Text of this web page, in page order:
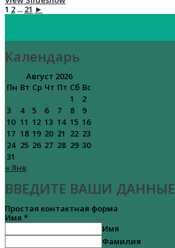
1 2 ... 21 ►
Календарь
Август 2026
Пн Вт Ср Чт Пт Сб Вс
1
2
3
4 5 6 7 8
9
10 11 12 13 14 15 16
17 18 19 20 21 22 23
24 25 26 27 28 29 30
31
« Янв
ВВЕДИТЕ ВАШИ ДАННЫЕ
Простая контактная форма
Имя *
Имя
Фамилия